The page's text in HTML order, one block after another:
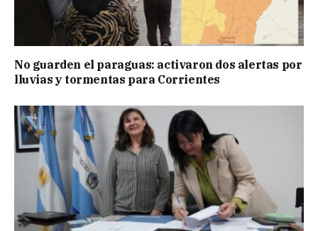
No guarden el paraguas: activaron dos alertas por
lluvias y tormentas para Corrientes